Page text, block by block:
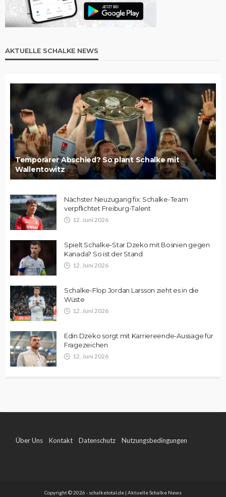
AKTUELLE SCHALKE NEWS
Temporärer Abschied? So plant Schalke mit
Wallentowitz
Nächster Neuzugang fix: Schalke-Team
verpflichtet Freiburg-Talent
12. Juni 2026
Spielt Schalke-Star Dzeko mit Bosnien gegen
Kanada? So ist der Stand
12. Juni 2026
Schalke-Flop Jordan Larsson zieht es in die
Wüste
12. Juni 2026
Edin Dzeko sorgt mit Karriereende-Aussage für
Fragezeichen
12. Juni 2026
Über Uns Kontakt Datenschutz Nutzungsbedingungen
Copyright © 2026 - schalketotal.de | Aktuelle Schalke News